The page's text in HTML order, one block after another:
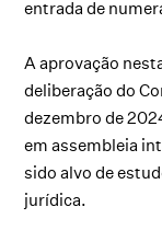
entrada de
A aprovação
deliberação do
dezembro de
em assembleia
sido alvo de
jurídica.